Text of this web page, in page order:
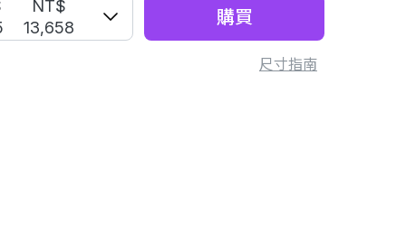
NT$
13,658
購買
尺寸指南